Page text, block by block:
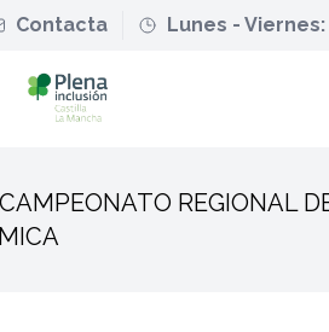
Contacta Lunes - Viernes:
REGIONAL